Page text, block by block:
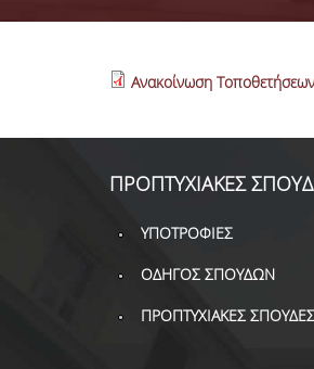
Ανακοίνωση
ΠΡΟΠΤΥΧΙΑΚΕΣ
ΥΠΟΤΡΟΦΙΕΣ
ΟΔΗΓΟΣ ΣΠΟΥΔΩΝ
ΠΡΟΠΤΥΧΙΑΚΕΣ ΣΠΟΥΔΕΣ